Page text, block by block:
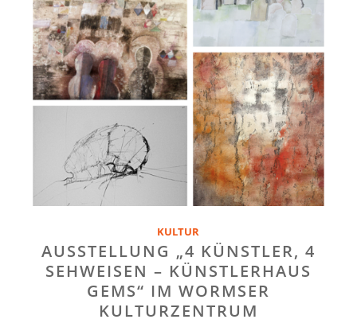
KULTUR
AUSSTELLUNG „4 KÜNSTLER, 4
SEHWEISEN – KÜNSTLERHAUS
GEMS“ IM WORMSER
KULTURZENTRUM